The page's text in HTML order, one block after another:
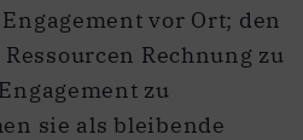
vor Ort; den
Rechnung zu
zu
sie als bleibende